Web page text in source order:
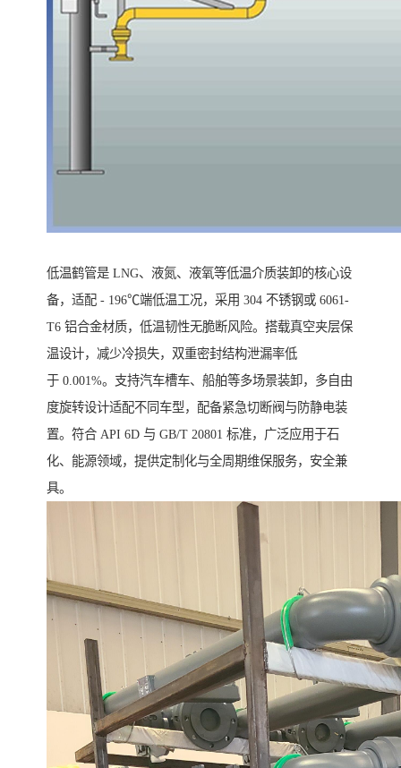
低温鹤管是 LNG、液氮、液氧等低温介质装卸的核心设
备，适配 - 196℃端低温工况，采用 304 不锈钢或 6061-
T6 铝合金材质，低温韧性无脆断风险。搭载真空夹层保
温设计，减少冷损失，双重密封结构泄漏率低
于 0.001%。支持汽车槽车、船舶等多场景装卸，多自由
度旋转设计适配不同车型，配备紧急切断阀与防静电装
置。符合 API 6D 与 GB/T 20801 标准，广泛应用于石
化、能源领域，提供定制化与全周期维保服务，安全兼
具。